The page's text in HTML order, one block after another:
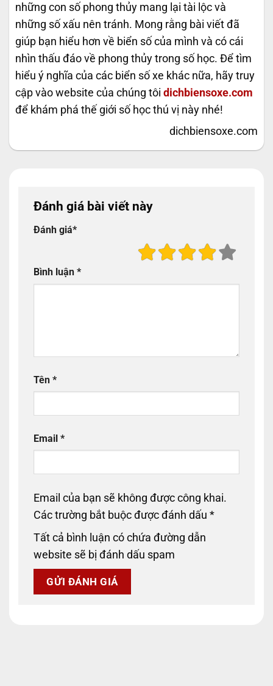
những con số phong thủy mang lại tài lộc và
những số xấu nên tránh. Mong rằng bài viết đã
giúp bạn hiểu hơn về biển số của mình và có cái
nhìn thấu đáo về phong thủy trong số học. Để tìm
hiểu ý nghĩa của các biển số xe khác nữa, hãy truy
cập vào website của chúng tôi dichbiensoxe.com
để khám phá thế giới số học thú vị này nhé!
dichbiensoxe.com
Đánh giá bài viết này
Đánh giá*
Bình luận *
Tên *
Email *
Email của bạn sẽ không được công khai.
Các trường bắt buộc được đánh dấu *
Tất cả bình luận có chứa đường dẫn
website sẽ bị đánh dấu spam